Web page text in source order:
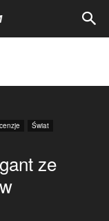
Świat
ze